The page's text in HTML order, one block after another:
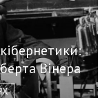
Вінера